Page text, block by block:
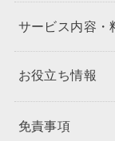
サービス内容・
お役立ち情報
免責事項